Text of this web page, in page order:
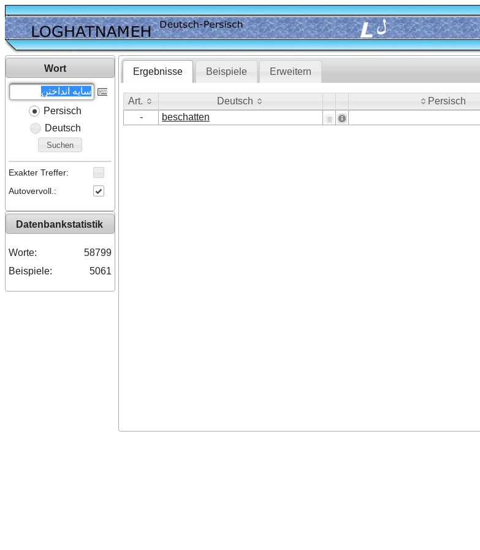
Wort
Persisch
Deutsch
Suchen
Exakter Treffer:
Autovervoll.:
Datenbankstatistik
Worte:
58799
Beispiele:
5061
Ergebnisse Beispiele Erweitern
Art. Deutsch
Persisch
Art.
- beschatten